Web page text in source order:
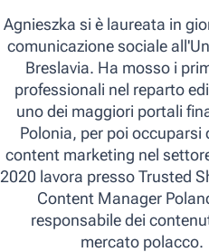
Agnieszka si è laureata in
comunicazione sociale
Breslavia. Ha mosso i
professionali nel reparto
uno dei maggiori portali
Polonia, per poi occuparsi
content marketing nel
2020 lavora presso Trusted
Content Manager
responsabile dei
mercato polacco.